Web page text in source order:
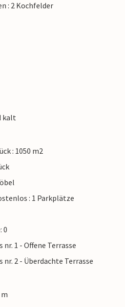
: 2 Kochfelder
kalt
: 1050 m2
: 1 Parkplätze
0
nr. 1 - Offene Terrasse
nr. 2 - Überdachte Terrasse